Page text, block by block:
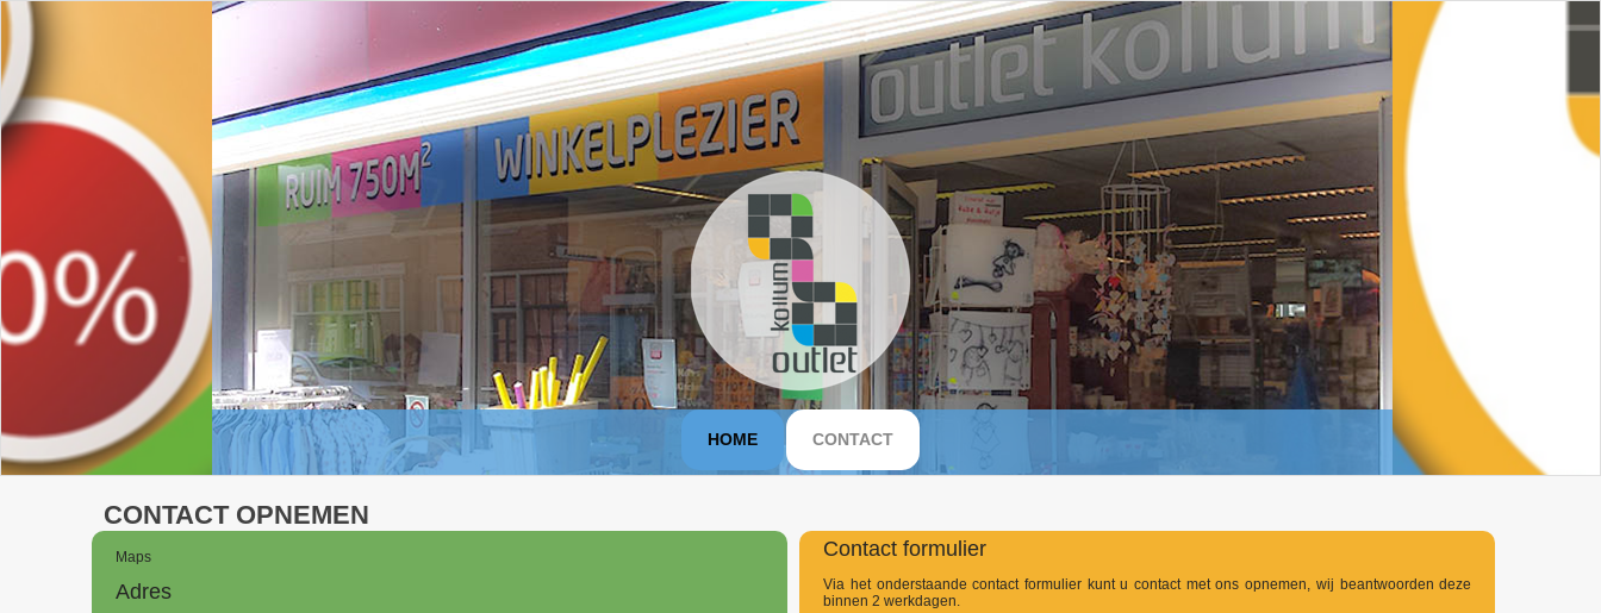
HOME CONTACT
CONTACT OPNEMEN
Maps
Adres
Contact formulier
Via het onderstaande contact formulier kunt u contact met ons opnemen, wij beantwoorden deze
binnen 2 werkdagen.